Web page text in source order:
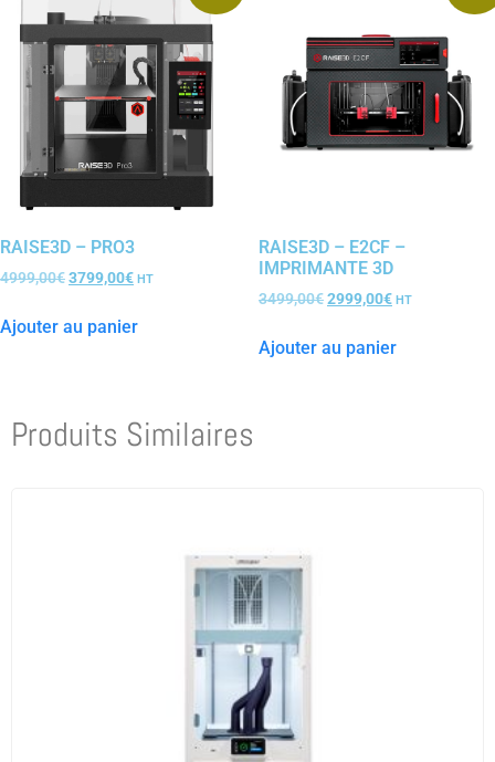
RAISE3D – PRO3
4999,00€3799,00€ HT
Ajouter au panier
RAISE3D – E2CF –
IMPRIMANTE 3D
3499,00€2999,00€ HT
Ajouter au panier
Produits Similaires